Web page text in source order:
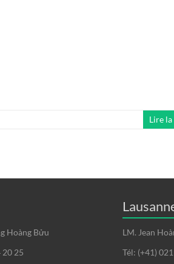
Lire
Hoàng Bửu
20 25
LM. Jean
Tél: (+41)